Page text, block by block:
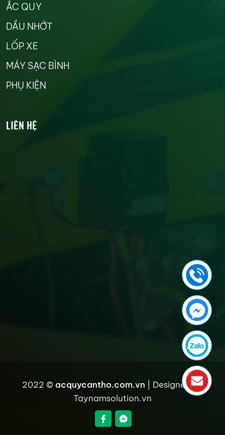
ẮC QUY
DẦU NHỚT
LỐP XE
MÁY SẠC BÌNH
PHỤ KIỆN
LIÊN HỆ
2022 © acquycantho.com.vn | Designed by
Taynamsolution.vn